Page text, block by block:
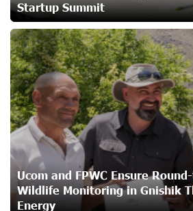
Ucom Supports Installation of
Shenavan, Lori
Unibank to Raffle a Trip to Italy
Customer Appreciation Day in
Startup Summit
Ucom and FPWC Ensure
Wildlife Monitoring in Gnishik
Energy
3